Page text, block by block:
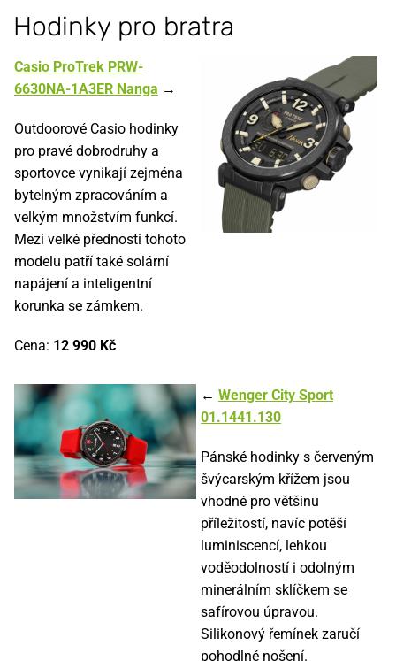
Hodinky pro bratra
Casio ProTrek PRW-
6630NA-1A3ER Nanga →
Outdoorové Casio hodinky
pro pravé dobrodruhy a
sportovce vynikají zejména
bytelným zpracováním a
velkým množstvím funkcí.
Mezi velké přednosti tohoto
modelu patří také solární
napájení a inteligentní
korunka se zámkem.
Cena: 12 990 Kč
← Wenger City Sport
01.1441.130
Pánské hodinky s červeným
švýcarským křížem jsou
vhodné pro většinu
příležitostí, navíc potěší
luminiscencí, lehkou
voděodolností i odolným
minerálním sklíčkem se
safírovou úpravou.
Silikonový řemínek zaručí
pohodlné nošení.